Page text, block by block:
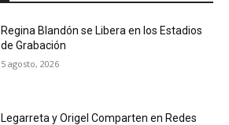
Regina Blandón se Libera en los Estadios
de Grabación
5 agosto, 2026
Legarreta y Origel Comparten en Redes